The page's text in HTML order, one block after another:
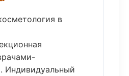
в
Индивидуальный